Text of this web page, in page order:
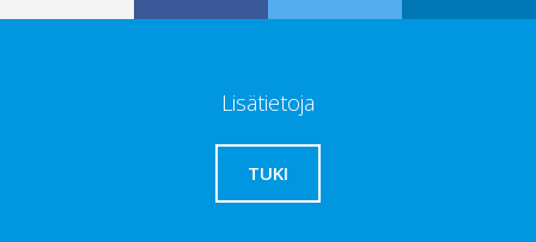
Lisätietoja
TUKI